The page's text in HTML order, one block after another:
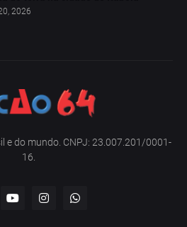
2026
e do mundo. CNPJ: 23.007.201/0001-
16.